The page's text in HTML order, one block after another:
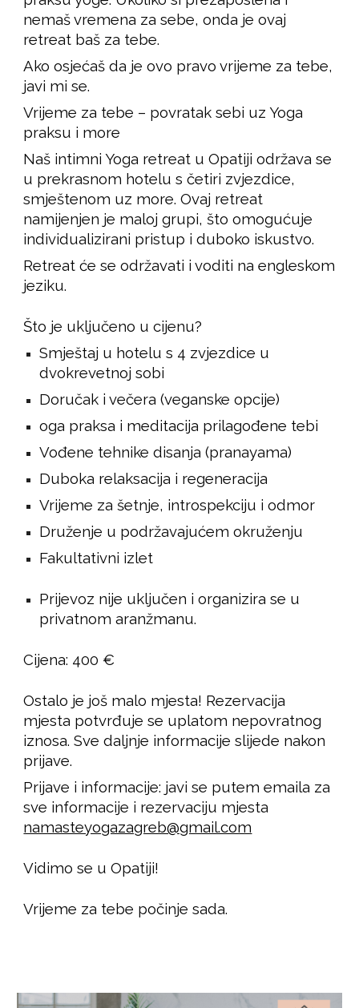
nemaš vremena za sebe, onda je ovaj
retreat baš za tebe.
Ako osjećaš da je ovo pravo vrijeme za tebe,
javi mi se.
Vrijeme za tebe – povratak sebi uz Yoga
praksu i more
Naš intimni Yoga retreat u Opatiji održava se
u prekrasnom hotelu s četiri zvjezdice,
smještenom uz more. Ovaj retreat
namijenjen je maloj grupi, što omogućuje
individualizirani pristup i duboko iskustvo.
Retreat će se održavati i voditi na engleskom
jeziku.
Što je uključeno u cijenu?
Smještaj u hotelu s 4 zvjezdice u
dvokrevetnoj sobi
Doručak i večera (veganske opcije)
oga praksa i meditacija prilagođene tebi
Vođene tehnike disanja (pranayama)
Duboka relaksacija i regeneracija
Vrijeme za šetnje, introspekciju i odmor
Druženje u podržavajućem okruženju
Fakultativni izlet
Prijevoz nije uključen i organizira se u
privatnom aranžmanu.
Cijena: 400 €
Ostalo je još malo mjesta! Rezervacija
mjesta potvrđuje se uplatom nepovratnog
iznosa. Sve daljnje informacije slijede nakon
prijave.
Prijave i informacije: javi se putem emaila za
sve informacije i rezervaciju mjesta
namasteyogazagreb@gmail.com
Vidimo se u Opatiji!
Vrijeme za tebe počinje sada.